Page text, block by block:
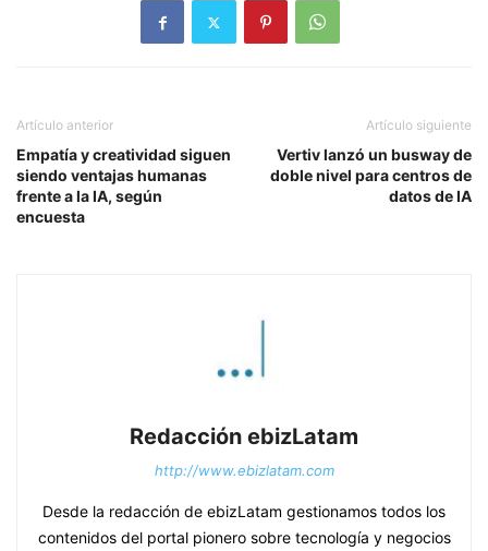
Artículo anterior
Empatía y creatividad siguen
siendo ventajas humanas
frente a la IA, según
encuesta
Artículo siguiente
Vertiv lanzó un busway de
doble nivel para centros de
datos de IA
Redacción ebizLatam
http://www.ebizlatam.com
Desde la redacción de ebizLatam gestionamos todos los
contenidos del portal pionero sobre tecnología y negocios